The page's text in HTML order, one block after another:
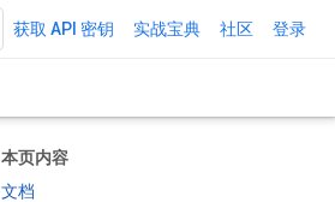
获取 API 密钥 实战宝典 社区 登录
本页内容
文档